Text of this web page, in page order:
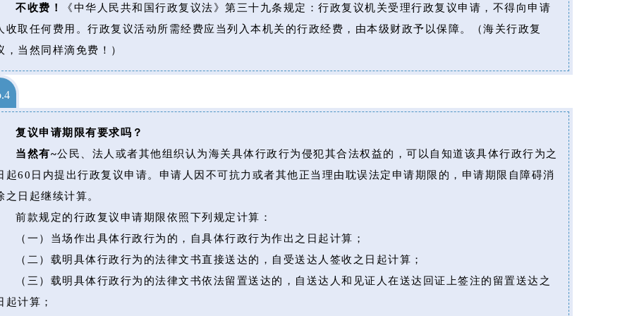
不收费！
《中华人民共和国行政复议法》第三十九条规定：行政复议机关受理行政复议申请，不得向申请
收取任何费用。行政复议活动所需经费应当列入本机关的行政经费，由本级财政予以保障。
（海关行政复
，当然同样滴免费！）
复议申请期限有要求吗？
当然有~公民、法人或者其他组织认为海关具体行政行为侵犯其合法权益的，可以自知道该具体行政行为之
起60日内提出行政复议申请。申请人因不可抗力或者其他正当理由耽误法定申请期限的，申请期限自障碍消
之日起继续计算。
前款规定的行政复议申请期限依照下列规定计算：
（一）当场作出具体行政行为的，自具体行政行为作出之日起计算；
（二）载明具体行政行为的法律文书直接送达的，自受送达人签收之日起计算；
（三）载明具体行政行为的法律文书依法留置送达的，自送达人和见证人在送达回证上签注的留置送达之
起计算；